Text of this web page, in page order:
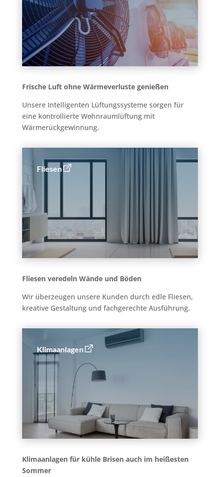
Frische Luft ohne Wärmeverluste genießen
Unsere Intelligenten Lüftungssysteme sorgen für
eine kontrollierte Wohnraumlüftung mit
Wärmerückgewinnung.
Fliesen
Fliesen veredeln Wände und Böden
Wir überzeugen unsere Kunden durch edle Fliesen,
kreative Gestaltung und fachgerechte Ausführung.
Klimaanlagen
Klimaanlagen für kühle Brisen auch im heißesten
Sommer